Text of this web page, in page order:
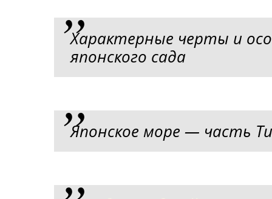
Характерные черты и
японского сада
Японское море — часть